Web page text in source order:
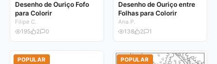
Desenho de Ouriço Fofo
para Colorir
Filipe C.
195
2 0
Desenho de Ouriço entre
Folhas para Colorir
Ana P.
138
2 1
POPULAR POPULAR